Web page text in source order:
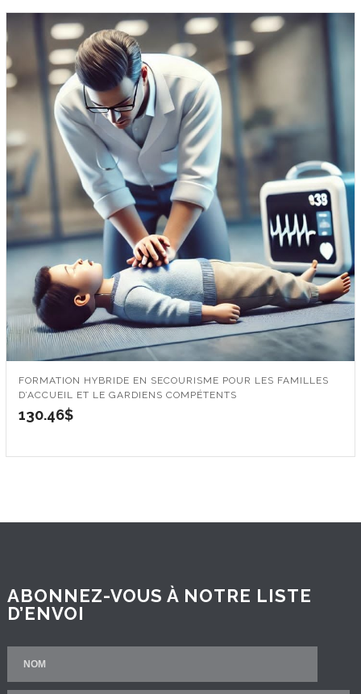
45.00$
à
55.44$
FORMATION HYBRIDE EN SECOURISME POUR LES FAMILLES
D’ACCUEIL ET LE GARDIENS COMPÉTENTS
130.46$
ABONNEZ-VOUS À NOTRE LISTE
D’ENVOI